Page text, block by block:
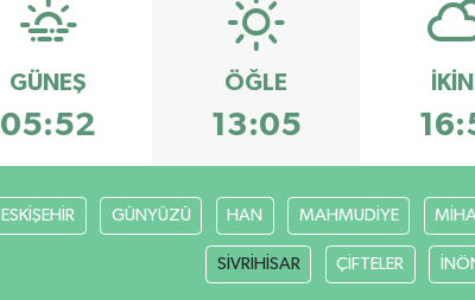
GÜNEŞ
05:52
ÖĞLE
13:05
ESKİŞEHİR GÜNYÜZÜ HAN MAHMUDİYE
SİVRİHİSAR ÇİFTELER